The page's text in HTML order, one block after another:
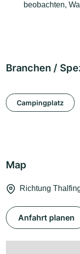
beobachten,
Branchen /
Campingplatz
Map
Richtung
Anfahrt planen